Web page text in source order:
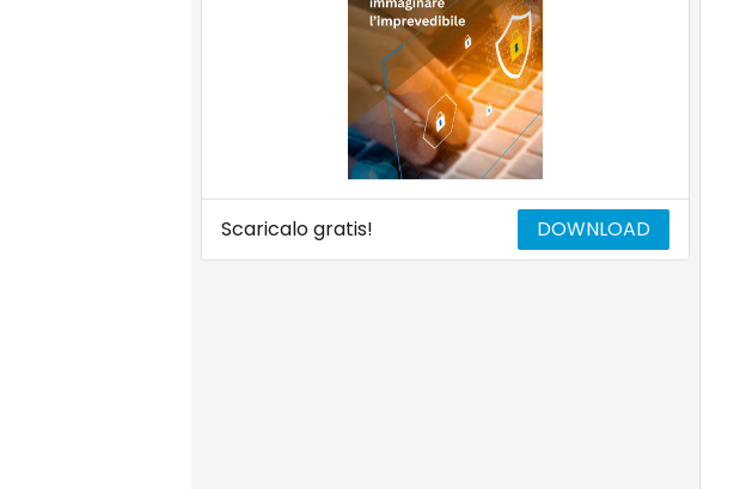
Scaricalo gratis! DOWNLOAD